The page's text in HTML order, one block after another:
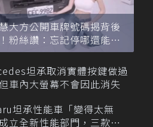
大方公開車牌號碼揭背後
粉絲讚：忘記停哪還能幫
坦承取消實體按鍵做過
內大螢幕不會因此消失
坦承性能車「變得太無
立全新性能部門，三款手